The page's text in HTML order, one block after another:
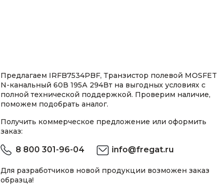
Предлагаем IRFB7534PBF, Транзистор полевой MOSFET
N-канальный 60В 195А 294Вт на выгодных условиях с
полной технической поддержкой. Проверим наличие,
поможем подобрать аналог.
Получить коммерческое предложение или оформить
заказ:
8 800 301-96-04 info@fregat.ru
Для разработчиков новой продукции возможен заказ
образца!